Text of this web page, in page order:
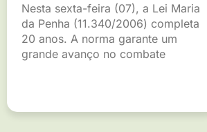
Nesta sexta-feira (07), a Lei Maria
da Penha (11.340/2006) completa
20 anos. A norma garante um
grande avanço no combate